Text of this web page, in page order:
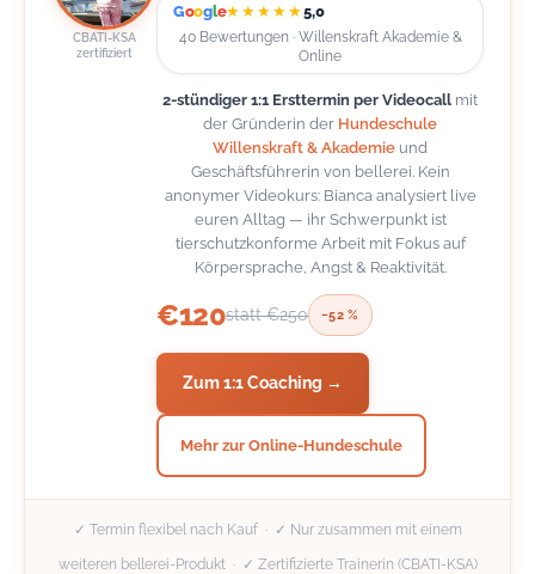
CBATI-KSA
zertifiziert
Google★★★★★5,0
40 Bewertungen · Willenskraft Akademie &
Online
2-stündiger 1:1 Ersttermin per Videocall mit
der Gründerin der Hundeschule
Willenskraft & Akademie und
Geschäftsführerin von bellerei. Kein
anonymer Videokurs: Bianca analysiert live
euren Alltag — ihr Schwerpunkt ist
tierschutzkonforme Arbeit mit Fokus auf
Körpersprache, Angst & Reaktivität.
€120statt €250 −52 %
Zum 1:1 Coaching →
Mehr zur Online-Hundeschule
✓ Termin flexibel nach Kauf · ✓ Nur zusammen mit einem
weiteren bellerei-Produkt · ✓ Zertifizierte Trainerin (CBATI-KSA)